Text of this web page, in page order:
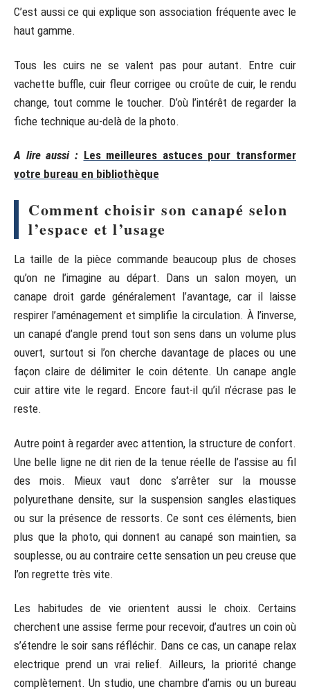
C’est aussi ce qui explique son association fréquente avec le
haut gamme.
Tous les cuirs ne se valent pas pour autant. Entre cuir
vachette buffle, cuir fleur corrigee ou croûte de cuir, le rendu
change, tout comme le toucher. D’où l’intérêt de regarder la
fiche technique au-delà de la photo.
A lire aussi : Les meilleures astuces pour transformer
votre bureau en bibliothèque
Comment choisir son canapé selon
l’espace et l’usage
La taille de la pièce commande beaucoup plus de choses
qu’on ne l’imagine au départ. Dans un salon moyen, un
canape droit garde généralement l’avantage, car il laisse
respirer l’aménagement et simplifie la circulation. À l’inverse,
un canapé d’angle prend tout son sens dans un volume plus
ouvert, surtout si l’on cherche davantage de places ou une
façon claire de délimiter le coin détente. Un canape angle
cuir attire vite le regard. Encore faut-il qu’il n’écrase pas le
reste.
Autre point à regarder avec attention, la structure de confort.
Une belle ligne ne dit rien de la tenue réelle de l’assise au fil
des mois. Mieux vaut donc s’arrêter sur la mousse
polyurethane densite, sur la suspension sangles elastiques
ou sur la présence de ressorts. Ce sont ces éléments, bien
plus que la photo, qui donnent au canapé son maintien, sa
souplesse, ou au contraire cette sensation un peu creuse que
l’on regrette très vite.
Les habitudes de vie orientent aussi le choix. Certains
cherchent une assise ferme pour recevoir, d’autres un coin où
s’étendre le soir sans réfléchir. Dans ce cas, un canape relax
electrique prend un vrai relief. Ailleurs, la priorité change
complètement. Un studio, une chambre d’amis ou un bureau